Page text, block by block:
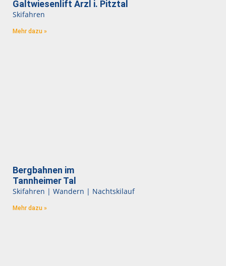
Galtwiesenlift Arzl i. Pitztal
Skifahren
Mehr dazu »
Bergbahnen im
Tannheimer Tal
Skifahren | Wandern | Nachtskilauf
Mehr dazu »